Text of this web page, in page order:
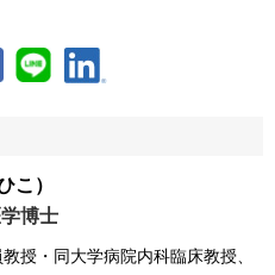
こ）
博士
授・同大学病院内科臨床教授、